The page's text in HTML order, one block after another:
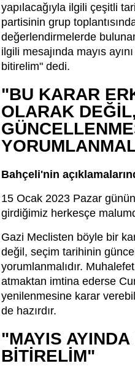
yapılacağıyla ilgili çeşitli
partisinin grup
değerlendirmelerde
ilgili mesajında mayıs
bitirelim" dedi.
"BU KARAR
OLARAK
Bahçeli'nin
15 Ocak 2023 Pazar
girdiğimiz herkesçe
Gazi Meclisten böyle bir
değil, seçim tarihinin
yorumlanmalıdır.
atmaktan imtina ederse
yenilenmesine karar
de hazırdır.
"MAYIS AYINDA
BİTİRELİM"